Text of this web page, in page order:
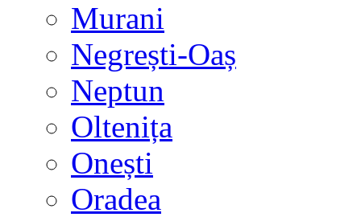
Murani
Negrești-Oaș
Neptun
Oltenița
Onești
Oradea